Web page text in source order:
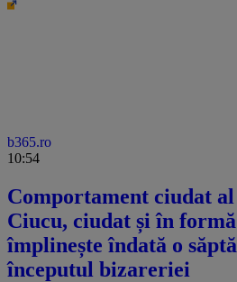
b365.ro
10:54
Comportament ciudat
Ciucu, ciudat și în
împlinește îndată o
începutul bizareriei